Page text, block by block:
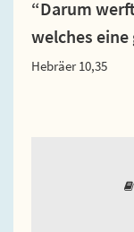
“Darum
welches
Hebräer 10,35